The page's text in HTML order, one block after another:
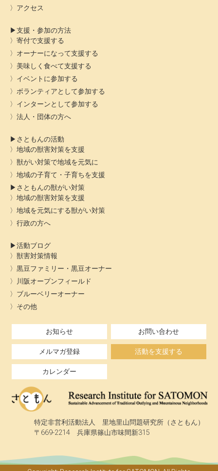
アクセス
支援・参加の方法
寄付で支援する
オーナーになって支援する
美味しく食べて支援する
イベントに参加する
ボランティアとして参加する
インターンとして参加する
法人・団体の方へ
さともんの活動
地域の獣害対策を支援
獣がい対策で地域を元気に
地域の子育て・子育ちを支援
さともんの獣がい対策
地域の獣害対策を支援
地域を元気にする獣がい対策
行政の方へ
活動ブログ
獣害対策情報
黒豆ファミリー・黒豆オーナー
川阪オープンフィールド
ブルーベリーオーナー
その他
お知らせ お問い合わせ
メルマガ登録 活動を支援する
カレンダー
特定非営利活動法人 里地里山問題研究所（さともん）
〒669-2214 兵庫県篠山市味間新315